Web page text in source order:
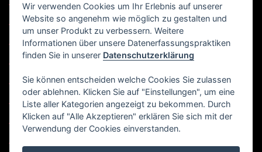
Winterhausen
Winterlingen
Winterrieden
Winterscheid
Wintersdorf
Wintersheim
Winterspelt
Wintrich
Wintzingerode
Winzenburg
Winzer
Wipfeld
Wipfratal
Wipperdorf
Wipperfürth
Wir verwenden Cookies um Ihr Erlebnis auf unserer
Website so angenehm wie möglich zu gestalten und
um unser Produkt zu verbessern. Weitere
Informationen über unsere Datenerfassungspraktiken
finden Sie in unserer Datenschutzerklärung
Sie können entscheiden welche Cookies Sie zulassen
oder ablehnen. Klicken Sie auf "Einstellungen", um eine
Liste aller Kategorien angezeigt zu bekommen. Durch
Klicken auf "Alle Akzeptieren" erklären Sie sich mit der
Verwendung der Cookies einverstanden.